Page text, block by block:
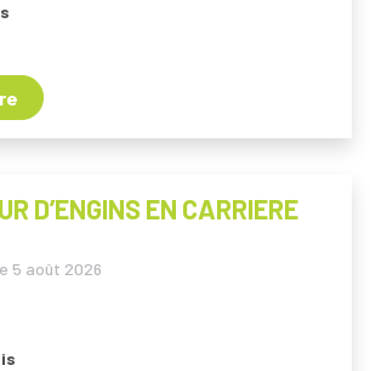
D’ENGINS EN CARRIERE
5 août 2026